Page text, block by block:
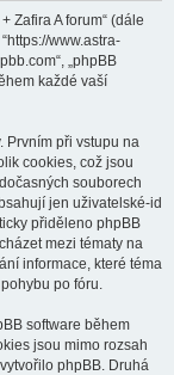
Zafira A forum“ (dále
“https://www.astra-
„phpBB
každé vaší
Prvním při vstupu na
cookies, což jsou
souborech
jen uživatelské-id
přiděleno phpBB
mezi tématy na
informace, které téma
po fóru.
software během
jsou mimo rozsah
phpBB. Druhá